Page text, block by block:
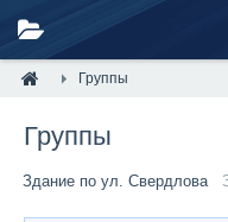
Группы
Группы
Здание по ул. Свердлова